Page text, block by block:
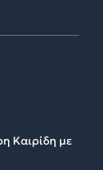
Καιρίδη με